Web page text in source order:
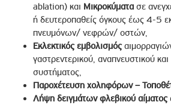
ablation) και Μικροκύματα σε
ή δευτεροπαθείς όγκους έως 4-5
πνευμόνων/ νεφρών/ οστών,
Εκλεκτικός εμβολισμός
γαστρεντερικού, αναπνευστικού
συστήματος,
Παροχέτευση χοληφόρων –
Λήψη δειγμάτων φλεβικού αίματος